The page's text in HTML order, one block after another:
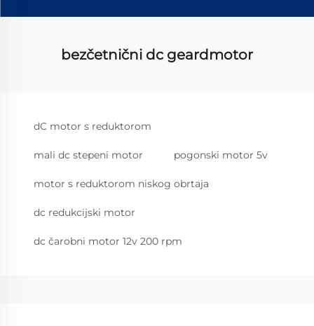
bezčetnični dc geardmotor
dC motor s reduktorom
mali dc stepeni motor pogonski motor 5v
motor s reduktorom niskog obrtaja
dc redukcijski motor
dc čarobni motor 12v 200 rpm